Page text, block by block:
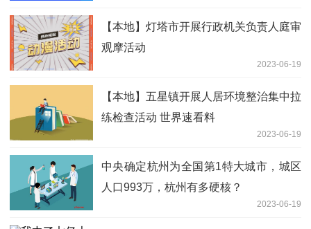
【本地】灯塔市开展行政机关负责人庭审
观摩活动
2023-06-19
【本地】五星镇开展人居环境整治集中拉
练检查活动 世界速看料
2023-06-19
中央确定杭州为全国第1特大城市，城区
人口993万，杭州有多硬核？
2023-06-19